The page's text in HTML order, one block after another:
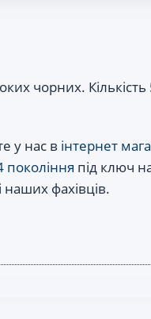
чорних.
у нас в інтернет
покоління під ключ
наших фахівців.